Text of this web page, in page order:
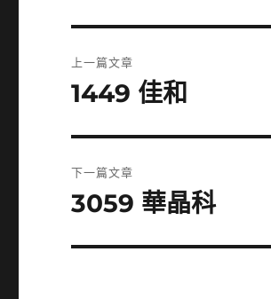
章
上一篇文章
上
篇
文
1449 佳和
下一篇文章
下
篇
3059 華晶科